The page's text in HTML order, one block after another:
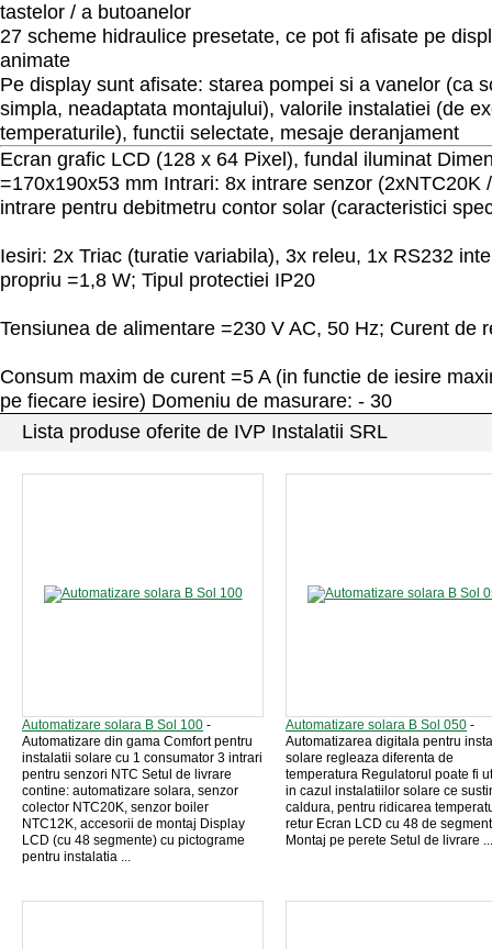
tastelor / a butoanelor
27 scheme hidraulice presetate, ce pot fi afisate pe
animate
Pe display sunt afisate: starea pompei si a vanelor (ca
simpla, neadaptata montajului), valorile instalatiei (de
temperaturile), functii selectate, mesaje deranjament
Ecran grafic LCD (128 x 64 Pixel), fundal iluminat
=170x190x53 mm Intrari: 8x intrare senzor (2xNTC20K
intrare pentru debitmetru contor solar (caracteristici
Iesiri: 2x Triac (turatie variabila), 3x releu, 1x RS232
propriu =1,8 W; Tipul protectiei IP20
Tensiunea de alimentare =230 V AC, 50 Hz; Curent de
Consum maxim de curent =5 A (in functie de iesire
pe fiecare iesire) Domeniu de masurare: - 30
Lista produse oferite de IVP Instalatii SRL
Automatizare solara B Sol 100 -
Automatizare din gama Comfort pentru
instalatii solare cu 1 consumator 3 intrari
pentru senzori NTC Setul de livrare
contine: automatizare solara, senzor
colector NTC20K, senzor boiler
NTC12K, accesorii de montaj Display
LCD (cu 48 segmente) cu pictograme
pentru instalatia ...
Automatizare solara B Sol 050 -
Automatizarea digitala pentru
solare regleaza diferenta de
temperatura Regulatorul poate fi
in cazul instalatiilor solare ce
caldura, pentru ridicarea
retur Ecran LCD cu 48 de
Montaj pe perete Setul de livrare ...